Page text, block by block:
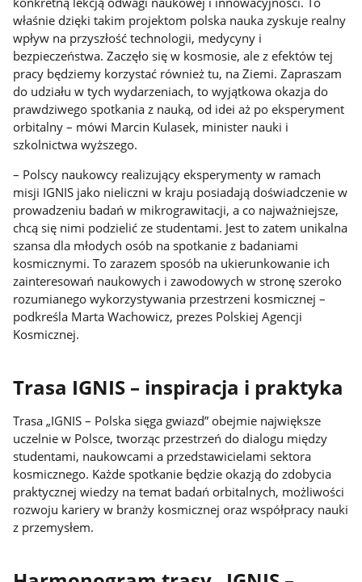
właśnie dzięki takim projektom polska nauka zyskuje realny
wpływ na przyszłość technologii, medycyny i
bezpieczeństwa. Zaczęło się w kosmosie, ale z efektów tej
pracy będziemy korzystać również tu, na Ziemi. Zapraszam
do udziału w tych wydarzeniach, to wyjątkowa okazja do
prawdziwego spotkania z nauką, od idei aż po eksperyment
orbitalny – mówi Marcin Kulasek, minister nauki i
szkolnictwa wyższego.
– Polscy naukowcy realizujący eksperymenty w ramach
misji IGNIS jako nieliczni w kraju posiadają doświadczenie w
prowadzeniu badań w mikrograwitacji, a co najważniejsze,
chcą się nimi podzielić ze studentami. Jest to zatem unikalna
szansa dla młodych osób na spotkanie z badaniami
kosmicznymi. To zarazem sposób na ukierunkowanie ich
zainteresowań naukowych i zawodowych w stronę szeroko
rozumianego wykorzystywania przestrzeni kosmicznej –
podkreśla Marta Wachowicz, prezes Polskiej Agencji
Kosmicznej.
Trasa IGNIS – inspiracja i praktyka
Trasa „IGNIS – Polska sięga gwiazd” obejmie największe
uczelnie w Polsce, tworząc przestrzeń do dialogu między
studentami, naukowcami a przedstawicielami sektora
kosmicznego. Każde spotkanie będzie okazją do zdobycia
praktycznej wiedzy na temat badań orbitalnych, możliwości
rozwoju kariery w branży kosmicznej oraz współpracy nauki
z przemysłem.